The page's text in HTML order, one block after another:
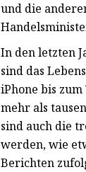
und die
In den letzten
sind das
iPhone bis
mehr als
sind auch die
werden, wie
Berichten